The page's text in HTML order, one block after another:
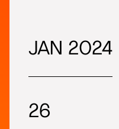
JAN 2024
26